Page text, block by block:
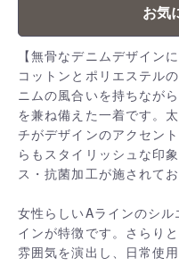
お気
【無骨なデニムデザイン
コットンとポリエステル
ニムの風合いを持ちなが
を兼ね備えた一着です。
チがデザインのアクセン
らもスタイリッシュな印
ス・抗菌加工が施されて
女性らしいAラインのシ
インが特徴です。さらり
雰囲気を演出し、日常使